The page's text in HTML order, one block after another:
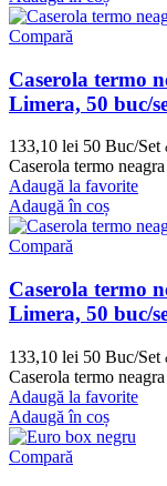
Compară
Caserola termo
Limera, 50 buc/
133,10 lei 50 Buc/Set
Caserola termo
Adaugă la favorite
Adaugă în coș
Compară
Caserola termo
Limera, 50 buc/
133,10 lei 50 Buc/Set
Caserola termo
Adaugă la favorite
Adaugă în coș
Compară